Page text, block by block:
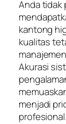
Anda tidak
kantong
kualitas
Akurasi
menjadi
profesional.